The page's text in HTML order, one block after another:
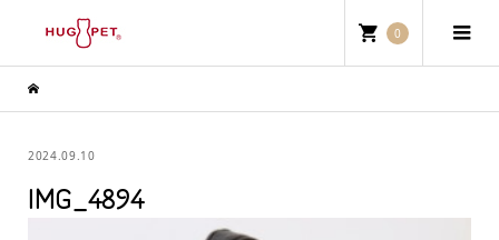
0
2024.09.10
IMG_4894